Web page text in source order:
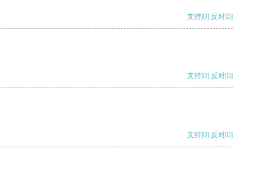
支持[0] 反对[0]
支持[0] 反对[0]
支持[0] 反对[0]